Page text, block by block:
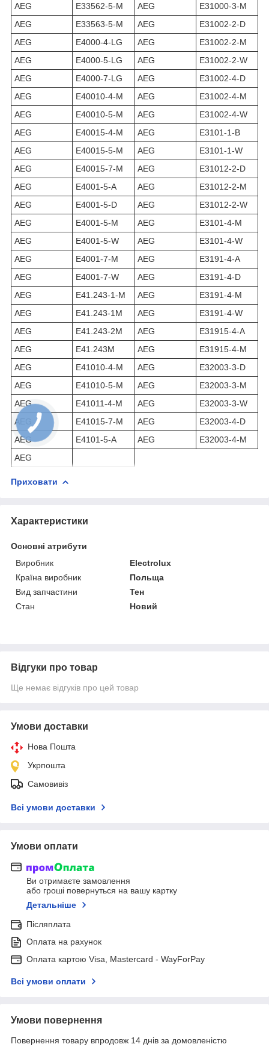
AEG
E33562-5-M AEG
E31000-3-M
AEG
E33563-5-M AEG
E31002-2-D
AEG
E4000-4-LG AEG
E31002-2-M
AEG
E4000-5-LG AEG
E31002-2-W
AEG
E4000-7-LG AEG
E31002-4-D
AEG
E40010-4-M AEG
E31002-4-M
AEG
E40010-5-M AEG
E31002-4-W
AEG
E40015-4-M AEG
E3101-1-B
AEG
E40015-5-M AEG
E3101-1-W
AEG
E40015-7-M AEG
E31012-2-D
AEG
E4001-5-A AEG
E31012-2-M
AEG
E4001-5-D AEG
E31012-2-W
AEG
E4001-5-M AEG
E3101-4-M
AEG
E4001-5-W AEG
E3101-4-W
AEG
E4001-7-M AEG
E3191-4-A
AEG
E4001-7-W AEG
E3191-4-D
AEG
E41.243-1-M AEG
E3191-4-M
AEG
E41.243-1M AEG
E3191-4-W
AEG
E41.243-2M AEG
E31915-4-A
AEG
E41.243M AEG
E31915-4-M
AEG
E41010-4-M AEG
E32003-3-D
AEG
E41010-5-M AEG
E32003-3-M
AEG
E41011-4-M AEG
E32003-3-W
AEG
E41015-7-M AEG
E32003-4-D
AEG
E4101-5-A AEG
E32003-4-M
AEG
Приховати
Характеристики
Основні атрибути
Виробник
Electrolux
Країна виробник
Польща
Вид запчастини
Тен
Стан
Новий
Відгуки про товар
Ще немає відгуків про цей товар
Умови доставки
Нова Пошта
Укрпошта
Самовивіз
Всі умови доставки
Умови оплати
Ви отримаєте замовлення
або гроші повернуться на вашу картку
Детальніше
Післяплата
Оплата на рахунок
Оплата картою Visa, Mastercard - WayForPay
Всі умови оплати
Умови повернення
Повернення товару впродовж 14 днів за домовленістю